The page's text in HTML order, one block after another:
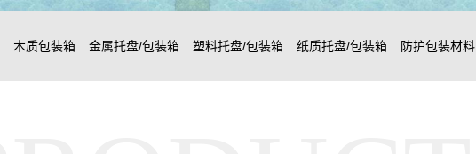
木质包装箱 金属托盘/包装箱 塑料托盘/包装箱 纸质托盘/包装箱 防护包装材料